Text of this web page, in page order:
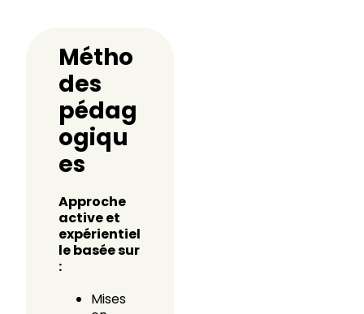
Métho
des
pédag
ogiqu
es
Approche
active et
expérientiel
le basée sur
:
Mises